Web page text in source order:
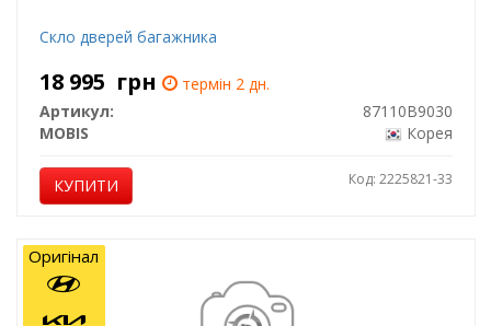
Скло дверей багажника
18 995 грн
термін 2 дн.
Артикул:
87110B9030
MOBIS
Корея
КУПИТИ Код: 2225821-33
Оригінал